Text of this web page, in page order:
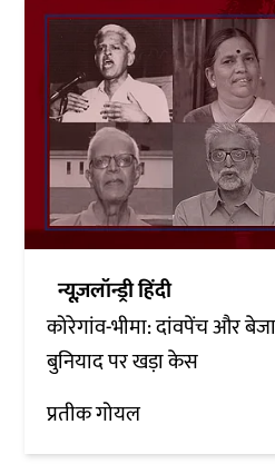
न्यूज़लॉन्ड्री हिंदी
कोरेगांव-भीमा: दांवपेंच और
बुनियाद पर खड़ा केस
प्रतीक गोयल